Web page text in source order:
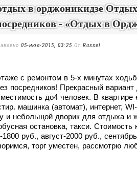
в орджоникидзе
- «Отдых в
05-июл-2015, 03:25От Russel
с ремонтом в 5-х минутах
посредников! Прекрасный
до4 человек. В квартире
машинка (автомат), интернет,
и небольщой дворик для отдыха
остановка, такси. Стоимость
руб., август-2000 руб.,
торг уместен, рассмотрю